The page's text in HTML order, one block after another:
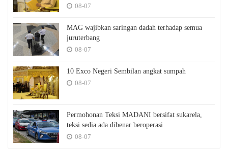
08-07
MAG wajibkan saringan dadah terhadap semua
juruterbang
08-07
10 Exco Negeri Sembilan angkat sumpah
08-07
Permohonan Teksi MADANI bersifat sukarela,
teksi sedia ada dibenar beroperasi
08-07